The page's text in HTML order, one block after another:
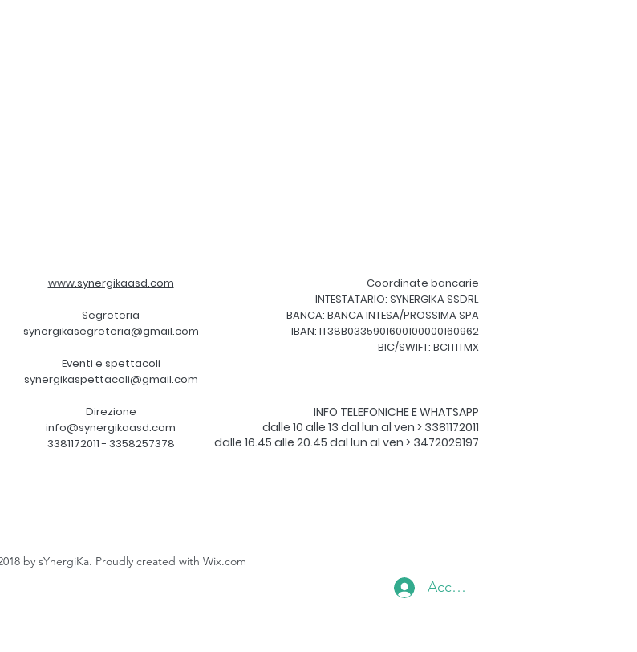
Coordinate bancarie
INTESTATARIO: SYNERGIKA SSDRL
BANCA: BANCA INTESA/PROSSIMA SPA
IBAN: IT38B0335901600100000160962
BIC/SWIFT: BCITITMX
www.synergikaasd.com
Segreteria
synergikasegreteria@gmail.com
Eventi e spettacoli
synergikaspettacoli@gmail.com
Direzione
info@synergikaasd.com
3381172011 - 3358257378
INFO TELEFONICHE E WHATSAPP​
dalle 10 alle 13 dal lun al ven > 3381172011
dalle 16.45 alle 20.45 dal lun al ven > 3472029197
by sYnergiKa. Proudly created with Wix.com
Accedi